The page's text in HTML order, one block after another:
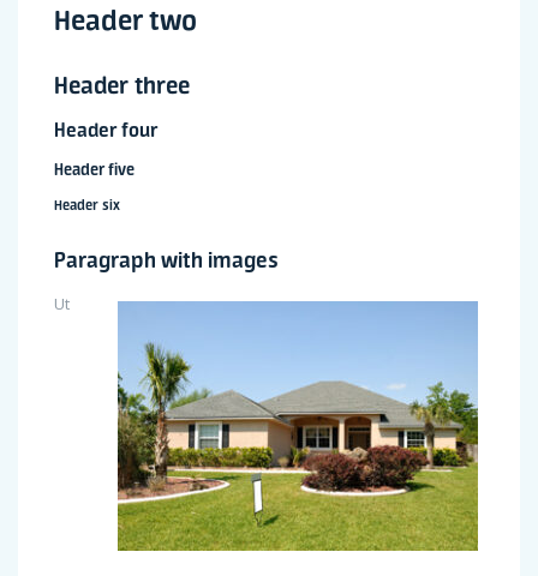
Header two
Header three
Header four
Header five
Header six
Paragraph with images
Ut